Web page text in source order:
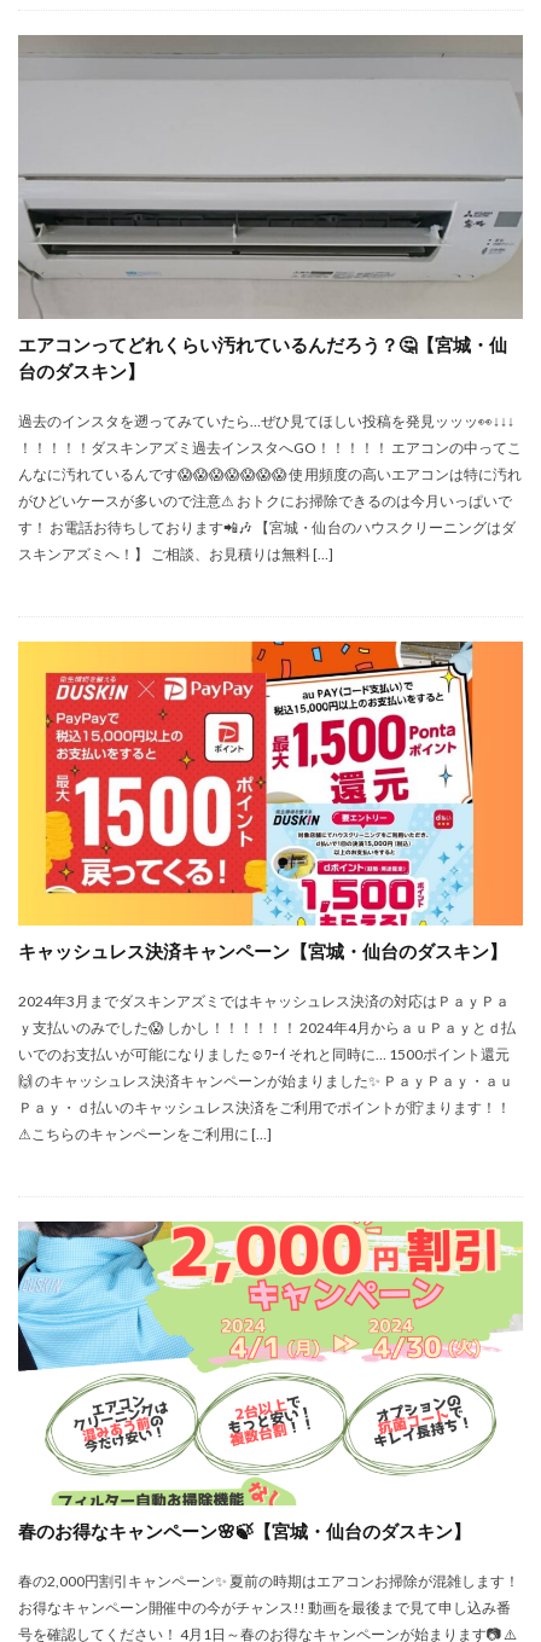
エアコンってどれくらい汚れているんだろう？🤔【宮城・仙
台のダスキン】
過去のインスタを遡ってみていたら…ぜひ見てほしい投稿を発見ッッッ👀↓↓↓
！！！！！ダスキンアズミ過去インスタへGO！！！！！ エアコンの中ってこ
んなに汚れているんです😱😱😱😱😱😱😱 使用頻度の高いエアコンは特に汚れ
がひどいケースが多いので注意⚠ おトクにお掃除できるのは今月いっぱいで
す！ お電話お待ちしております📲🎶 【宮城・仙台のハウスクリーニングはダ
スキンアズミへ！】 ご相談、お見積りは無料 […]
キャッシュレス決済キャンペーン【宮城・仙台のダスキン】
2024年3月までダスキンアズミではキャッシュレス決済の対応はＰａｙＰａ
ｙ支払いのみでした😱 しかし！！！！！！ 2024年4月からａｕＰａｙとｄ払
いでのお支払いが可能になりました☺ﾜｰｲ それと同時に… 1500ポイント還元
🙌 のキャッシュレス決済キャンペーンが始まりました✨ ＰａｙＰａｙ・ａｕ
Ｐａｙ・ｄ払いのキャッシュレス決済をご利用でポイントが貯まります！！
⚠こちらのキャンペーンをご利用に […]
春のお得なキャンペーン🌸🍃【宮城・仙台のダスキン】
春の2,000円割引キャンペーン✨ 夏前の時期はエアコンお掃除が混雑します！
お得なキャンペーン開催中の今がチャンス!! 動画を最後まで見て申し込み番
号を確認してください！ 4月1日～春のお得なキャンペーンが始まります📷 ⚠️